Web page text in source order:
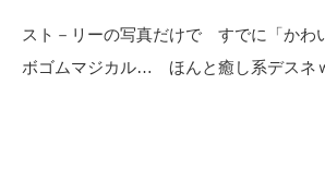
スト－リーの写真だけで すでに「かわ
ボゴムマジカル… ほんと癒し系デスネ